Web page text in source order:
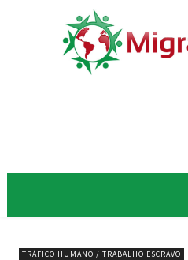
TRÁFICO HUMANO / TRABALHO ESCRAVO